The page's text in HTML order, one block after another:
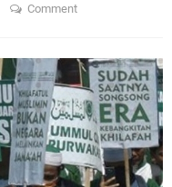
Comment